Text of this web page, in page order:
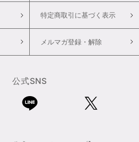
特定商取引に基づく表示
メルマガ登録・解除
公式SNS